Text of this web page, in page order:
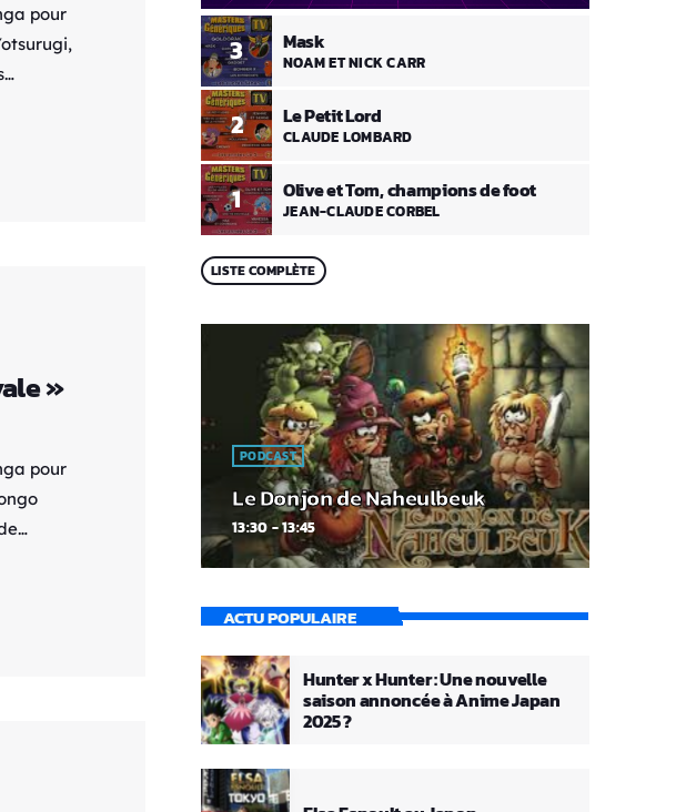
pour
»
pour
1 Olive et Tom, champions de foot
JEAN-CLAUDE CORBEL
2 Le Petit Lord
CLAUDE LOMBARD
3 Mask
NOAM ET NICK CARR
LISTE COMPLÈTE
PODCAST
Le Donjon de Naheulbeuk
13:30 - 13:45
ACTU POPULAIRE
Hunter x Hunter : Une nouvelle
saison annoncée à Anime Japan
2025 ?